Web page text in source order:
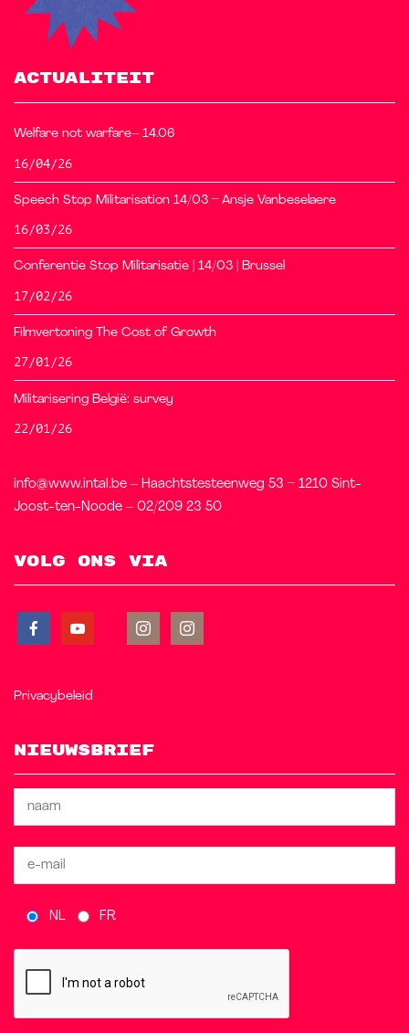
ACTUALITEIT
Welfare not warfare– 14.06
16/04/26
Speech Stop Militarisation 14/03 – Ansje Vanbeselaere
16/03/26
Conferentie Stop Militarisatie | 14/03 | Brussel
17/02/26
Filmvertoning The Cost of Growth
27/01/26
Militarisering België: survey
22/01/26
info@www.intal.be – Haachtstesteenweg 53 – 1210 Sint-
Joost-ten-Noode – 02/209 23 50
Volg ons via
Privacybeleid
Nieuwsbrief
NL FR